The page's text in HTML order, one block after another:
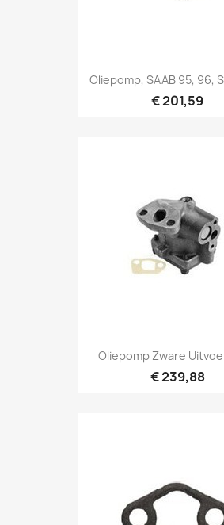
Oliepomp, SAAB 95, 96,
€ 201,59
Oliepomp Zware
€ 239,88